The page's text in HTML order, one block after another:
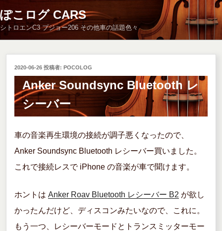
ン
テ
ン
ツ
ぽこログ CARS
シトロエンC3 プジョー206 その他車の話題色々
投
日:
2020-06-26 投稿者: POCOLOG
Anker Soundsync Bluetooth レ
シーバー
車の音楽再生環境の接続が調子悪くなったので、
Anker Soundsync Bluetooth レシーバー買いました。
これで接続レスで iPhone の音楽が車で聞けます。
ホントは Anker Roav Bluetooth レシーバー B2 が欲し
かったんだけど、ディスコンみたいなので、これに。
もう一つ、レシーバーモードとトランスミッターモー